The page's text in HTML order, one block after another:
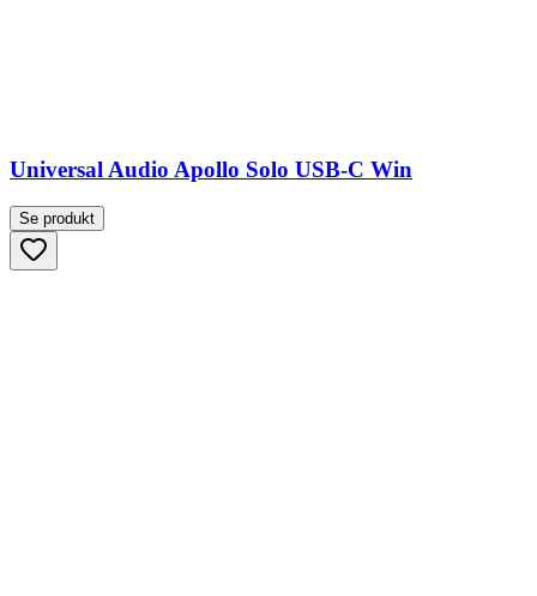
Universal Audio Apollo Solo USB-C Win
Se produkt